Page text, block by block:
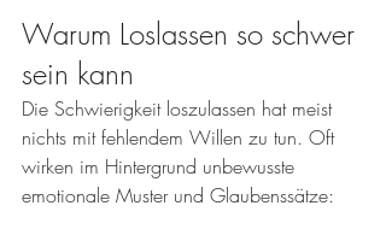
Warum Loslassen so schwer
sein kann
Die Schwierigkeit loszulassen hat meist
nichts mit fehlendem Willen zu tun. Oft
wirken im Hintergrund unbewusste
emotionale Muster und Glaubenssätze: